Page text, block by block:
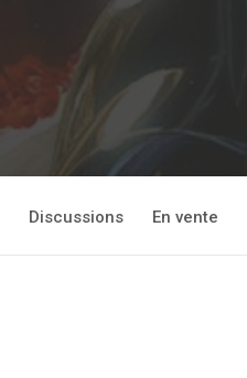
Discussions En vente